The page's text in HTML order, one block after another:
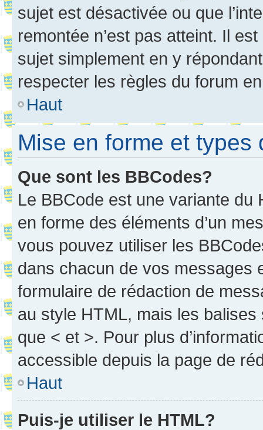
sujet est désactivée ou que
remontée n’est pas atteint. Il
sujet simplement en y
respecter les règles du forum
Haut
Mise en forme et types
Que sont les BBCodes?
Le BBCode est une variante du
en forme des éléments d’un
vous pouvez utiliser les
dans chacun de vos messages
formulaire de rédaction de
au style HTML, mais les
que < et >. Pour plus
accessible depuis la page de
Haut
Puis-je utiliser le HTML?